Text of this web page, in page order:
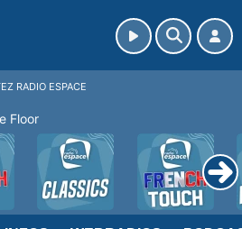
RADIO ESPACE
Floor